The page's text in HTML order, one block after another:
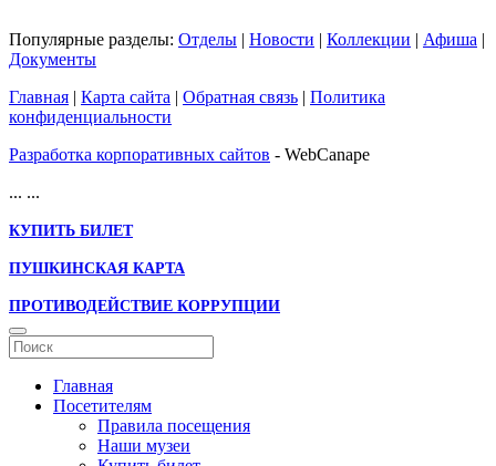
Популярные разделы: Отделы | Новости | Коллекции | Афиша |
Документы
Главная | Карта сайта | Обратная связь | Политика
конфиденциальности
Разработка корпоративных сайтов - WebCanape
... ...
КУПИТЬ БИЛЕТ
ПУШКИНСКАЯ КАРТА
ПРОТИВОДЕЙСТВИЕ КОРРУПЦИИ
Главная
Посетителям
Правила посещения
Наши музеи